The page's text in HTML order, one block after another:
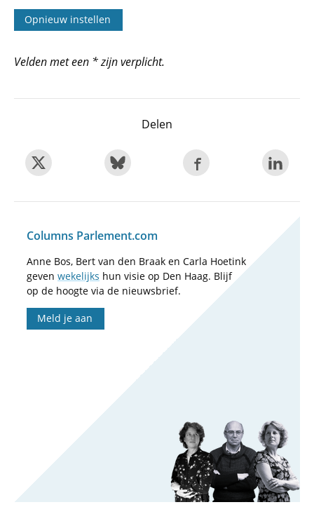
Velden met een * zijn verplicht.
Delen
Columns Parlement.com
Anne Bos, Bert van den Braak en Carla Hoetink
geven wekelijks hun visie op Den Haag. Blijf
op de hoogte via de nieuwsbrief.
Meld je aan